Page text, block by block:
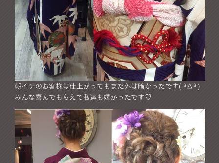
朝イチのお客様は仕上がってもまだ外は暗かったです( ºΔº )
みんな喜んでもらえて私達も嬉かったです♡